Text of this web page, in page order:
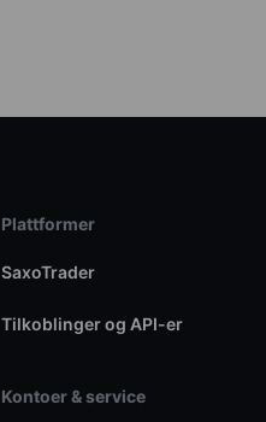
Plattformer
SaxoTrader
Tilkoblinger og API-er
Kontoer & service